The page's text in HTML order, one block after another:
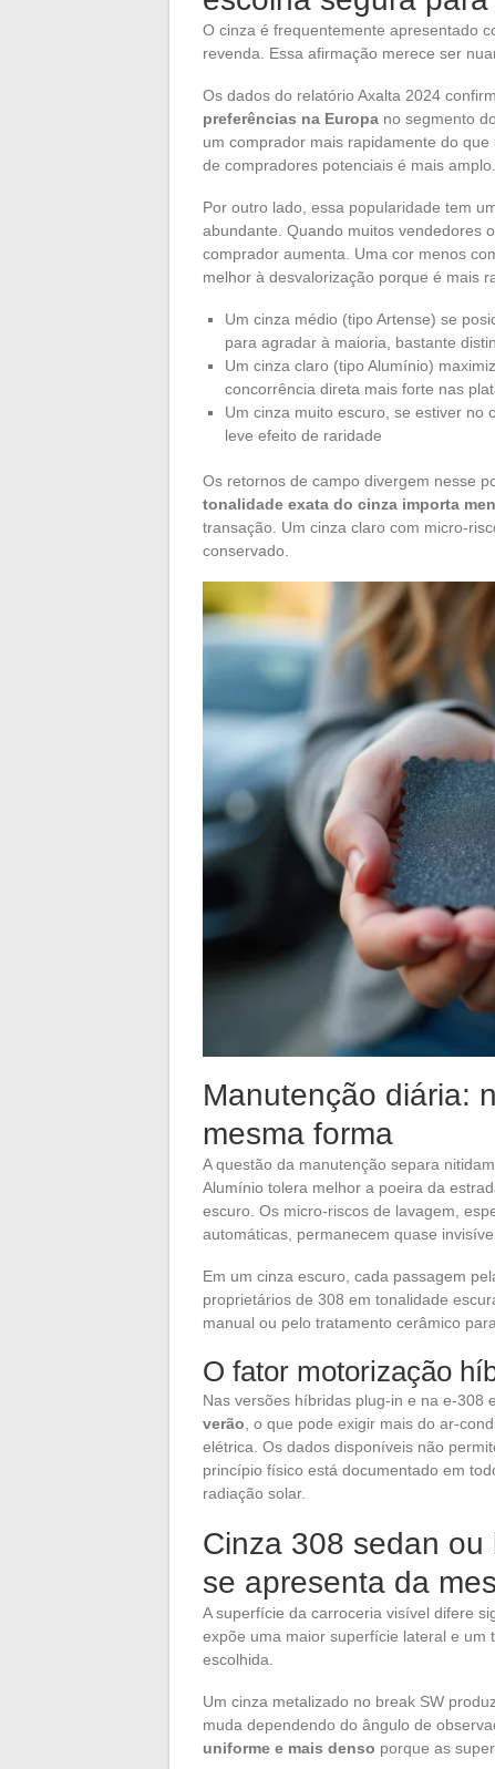
O cinza é frequentemente apresentado
revenda. Essa afirmação merece ser
Os dados do relatório Axalta 2024
preferências na Europa no segmento
um comprador mais rapidamente do
de compradores potenciais é mais amplo.
Por outro lado, essa popularidade tem
abundante. Quando muitos vendedores
comprador aumenta. Uma cor menos
melhor à desvalorização porque é mais
Um cinza médio (tipo Artense) se
para agradar à maioria, bastante
Um cinza claro (tipo Alumínio)
concorrência direta mais forte nas
Um cinza muito escuro, se estiver no
leve efeito de raridade
Os retornos de campo divergem nesse
tonalidade exata do cinza importa
transação. Um cinza claro com micro-
conservado.
Manutenção diária:
mesma forma
A questão da manutenção separa
Alumínio tolera melhor a poeira da
escuro. Os micro-riscos de lavagem,
automáticas, permanecem quase
Em um cinza escuro, cada passagem
proprietários de 308 em tonalidade
manual ou pelo tratamento cerâmico
O fator motorização
Nas versões híbridas plug-in e na e-308
verão , o que pode exigir mais do ar-
elétrica. Os dados disponíveis não
princípio físico está documentado em
radiação solar.
Cinza 308 sedan
se apresenta da
A superfície da carroceria visível difere
expõe uma maior superfície lateral e um
escolhida.
Um cinza metalizado no break SW
muda dependendo do ângulo de
uniforme e mais denso porque as